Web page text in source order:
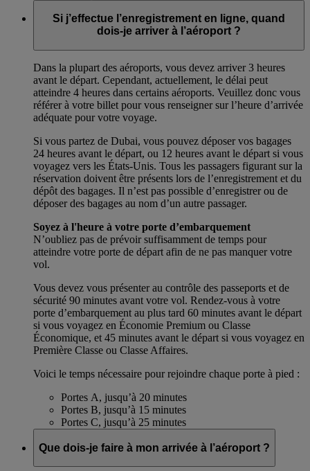
Si j’effectue l’enregistrement en ligne, quand
dois-je arriver à l’aéroport ?
Dans la plupart des aéroports, vous devez arriver 3 heures
avant le départ. Cependant, actuellement, le délai peut
atteindre 4 heures dans certains aéroports. Veuillez donc vous
référer à votre billet pour vous renseigner sur l’heure d’arrivée
adéquate pour votre voyage.
Si vous partez de Dubai, vous pouvez déposer vos bagages
24 heures avant le départ, ou 12 heures avant le départ si vous
voyagez vers les États-Unis. Tous les passagers figurant sur la
réservation doivent être présents lors de l’enregistrement et du
dépôt des bagages. Il n’est pas possible d’enregistrer ou de
déposer des bagages au nom d’un autre passager.
Soyez à l'heure à votre porte d’embarquement
N’oubliez pas de prévoir suffisamment de temps pour
atteindre votre porte de départ afin de ne pas manquer votre
vol.
Vous devez vous présenter au contrôle des passeports et de
sécurité 90 minutes avant votre vol. Rendez-vous à votre
porte d’embarquement au plus tard 60 minutes avant le départ
si vous voyagez en Économie Premium ou Classe
Économique, et 45 minutes avant le départ si vous voyagez en
Première Classe ou Classe Affaires.
Voici le temps nécessaire pour rejoindre chaque porte à pied :
Portes A, jusqu’à 20 minutes
Portes B, jusqu’à 15 minutes
Portes C, jusqu’à 25 minutes
Que dois-je faire à mon arrivée à l’aéroport ?